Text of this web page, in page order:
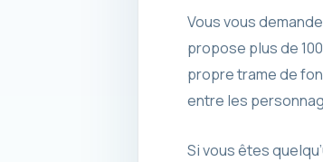
Vous vous
propose plus de
propre trame de
entre les
Si vous êtes